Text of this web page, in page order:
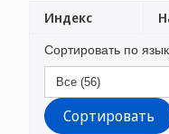
Сортировать по
Индекс